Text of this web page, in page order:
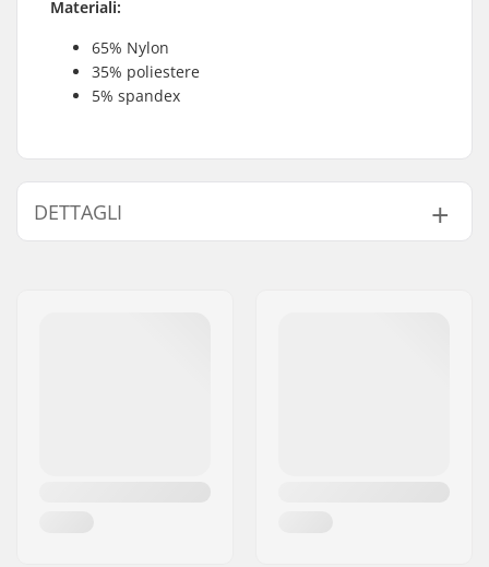
Materiali:
65% Nylon
35% poliestere
5% spandex
DETTAGLI